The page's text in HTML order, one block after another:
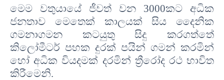
මෙම වතුයායේ ජීවත් වන 3000කට අධික
ජනතාව මෙතෙක් කාලයක් සිය දෛනික
ගමනාගමන කටයුතු සිදු කරගත්තේ
කිලෝමීටර් පහක දුරක් පයින් ගමන් කරමින්
හෝ අධික වියදමක් දරමින් ත්‍රීරෝද රථ භාවිත
කිරීමෙනි.